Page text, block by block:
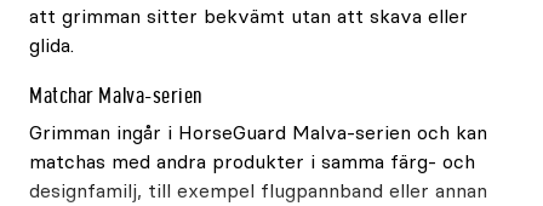
att grimman sitter bekvämt utan att skava eller
glida.
Matchar Malva-serien
Grimman ingår i HorseGuard Malva-serien och kan
matchas med andra produkter i samma färg- och
designfamilj, till exempel flugpannband eller annan